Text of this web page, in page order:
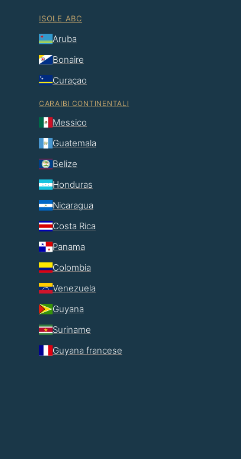
ISOLE ABC
Aruba
Bonaire
Curaçao
CARAIBI CONTINENTALI
Messico
Guatemala
Belize
Honduras
Nicaragua
Costa Rica
Panama
Colombia
Venezuela
Guyana
Suriname
Guyana francese